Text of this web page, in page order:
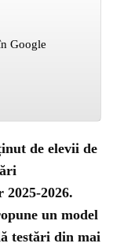
Google
de elevii de
2026.
un model
testări din mai